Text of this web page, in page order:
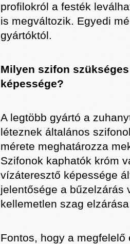
profilokról a festék
is megváltozik. Egyedi
gyártóktól.
Milyen szifon
képessége?
A legtöbb gyártó a
léteznek általános
mérete meghatározza
Szifonok kaphatók króm
vízáteresztő képessége
jelentősége a bűzelzárás
kellemetlen szag
Fontos, hogy a